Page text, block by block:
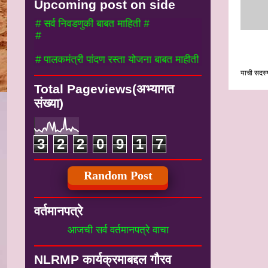
याची
Upcoming post on side
# सर्व निवडणुकी बाबत माहिती #
#
# पालकमंत्री पांदण रस्ता योजना बाबत माहीती
Total Pageviews(अभ्यागत
संख्या)
3 2 2 0 9 1 7
Random Post
वर्तमानपत्रे
आजची सर्व वर्तमानपत्रे वाचा
NLRMP कार्यक्रमाबद्दल गौरव